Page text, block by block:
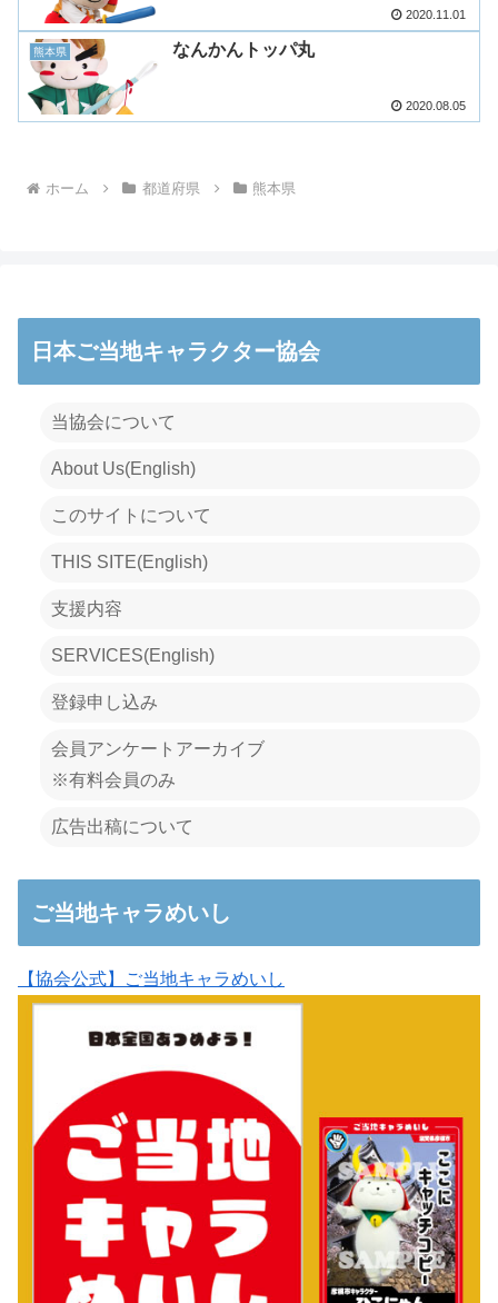
2020.11.01
熊本県 なんかんトッパ丸
2020.08.05
ホーム 都道府県 熊本県
日本ご当地キャラクター協会
当協会について
About Us(English)
このサイトについて
THIS SITE(English)
支援内容
SERVICES(English)
登録申し込み
会員アンケートアーカイブ
※有料会員のみ
広告出稿について
ご当地キャラめいし
【協会公式】ご当地キャラめいし